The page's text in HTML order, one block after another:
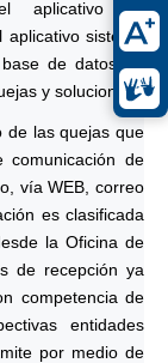
aplicativo de
aplicativo sistema
de datos en
y soluciones.
de las quejas que
comunicación de
vía WEB, correo
es clasificada
la Oficina de
de recepción ya
competencia de
entidades
por medio de